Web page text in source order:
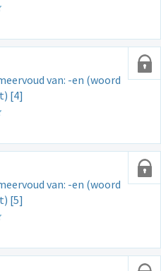
van: -en (woord
[4]
van: -en (woord
[5]